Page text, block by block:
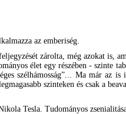
az emberiség.
zárolta, még azokat is,
élet egy részében - szinte
szélhámosság”... Ma már az
szinteken és csak a
Tesla. Tudományos